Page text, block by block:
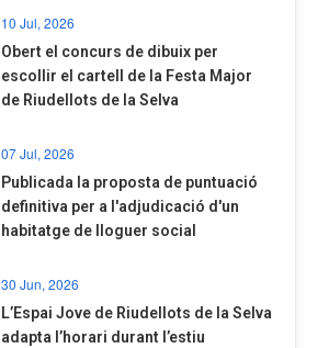
10 Jul, 2026
​Obert el concurs de dibuix per
escollir el cartell de la Festa Major
de Riudellots de la Selva
07 Jul, 2026
​Publicada la proposta de puntuació
definitiva per a l'adjudicació d'un
habitatge de lloguer social
30 Jun, 2026
​L’Espai Jove de Riudellots de la Selva
adapta l’horari durant l’estiu